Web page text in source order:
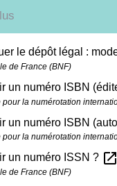
le dépôt légal :
de France (BNF)
un numéro ISBN
la numérotation
un numéro ISBN
la numérotation
un numéro ISSN ? open_in_new
de France (BNF)